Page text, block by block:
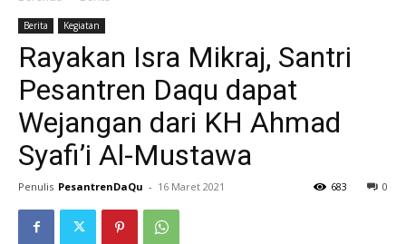
Berita Kegiatan
Rayakan Isra Mikraj, Santri
Pesantren Daqu dapat
Wejangan dari KH Ahmad
Syafi’i Al-Mustawa
Penulis PesantrenDaQu - 16 Maret 2021 0
683